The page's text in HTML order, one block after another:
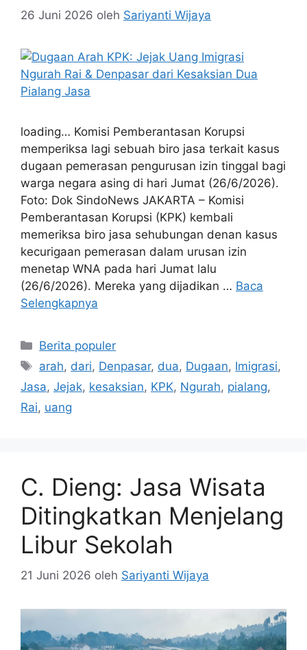
26 Juni 2026 oleh Sariyanti Wijaya
loading… Komisi Pemberantasan Korupsi
memperiksa lagi sebuah biro jasa terkait kasus
dugaan pemerasan pengurusan izin tinggal bagi
warga negara asing di hari Jumat (26/6/2026).
Foto: Dok SindoNews JAKARTA – Komisi
Pemberantasan Korupsi (KPK) kembali
memeriksa biro jasa sehubungan denan kasus
kecurigaan pemerasan dalam urusan izin
menetap WNA pada hari Jumat lalu
(26/6/2026). Mereka yang dijadikan … Baca
Selengkapnya
Kategori
Berita populer
Tag
arah, dari, Denpasar, dua, Dugaan, Imigrasi,
Jasa, Jejak, kesaksian, KPK, Ngurah, pialang,
Rai, uang
C. Dieng: Jasa Wisata
Ditingkatkan Menjelang
Libur Sekolah
21 Juni 2026 oleh Sariyanti Wijaya